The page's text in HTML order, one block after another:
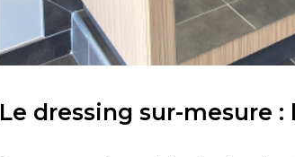
Le dressing sur-mesure